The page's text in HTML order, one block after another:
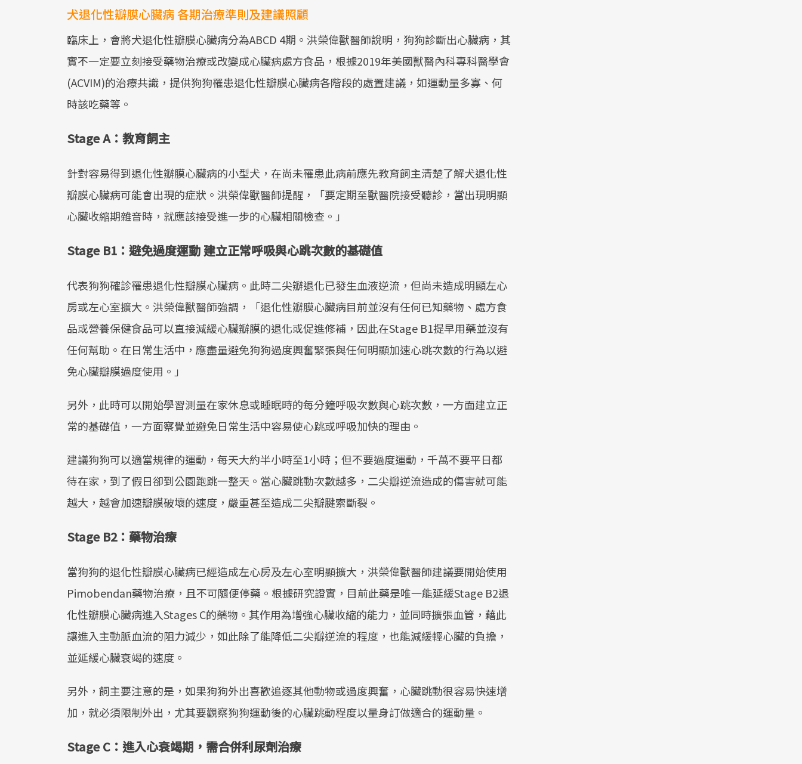
犬退化性瓣膜心臟病 各期治療準則及建議照顧
臨床上，會將犬退化性瓣膜心臟病分為ABCD 4期。洪榮偉獸醫師說明，狗狗診斷出心臟病，其
實不一定要立刻接受藥物治療或改變成心臟病處方食品，根據2019年美國獸醫內科專科醫學會
(ACVIM)的治療共識，提供狗狗罹患退化性瓣膜心臟病各階段的處置建議，如運動量多寡、何
時該吃藥等。
Stage A：教育飼主
針對容易得到退化性瓣膜心臟病的小型犬，在尚未罹患此病前應先教育飼主清楚了解犬退化性
瓣膜心臟病可能會出現的症狀。洪榮偉獸醫師提醒，「要定期至獸醫院接受聽診，當出現明顯
心臟收縮期雜音時，就應該接受進一步的心臟相關檢查。」
Stage B1：避免過度運動 建立正常呼吸與心跳次數的基礎值
代表狗狗確診罹患退化性瓣膜心臟病。此時二尖瓣退化已發生血液逆流，但尚未造成明顯左心
房或左心室擴大。洪榮偉獸醫師強調，「退化性瓣膜心臟病目前並沒有任何已知藥物、處方食
品或營養保健食品可以直接減緩心臟瓣膜的退化或促進修補，因此在Stage B1提早用藥並沒有
任何幫助。在日常生活中，應盡量避免狗狗過度興奮緊張與任何明顯加速心跳次數的行為以避
免心臟瓣膜過度使用。」
另外，此時可以開始學習測量在家休息或睡眠時的每分鐘呼吸次數與心跳次數，一方面建立正
常的基礎值，一方面察覺並避免日常生活中容易使心跳或呼吸加快的理由。
建議狗狗可以適當規律的運動，每天大約半小時至1小時；但不要過度運動，千萬不要平日都
待在家，到了假日卻到公園跑跳一整天。當心臟跳動次數越多，二尖瓣逆流造成的傷害就可能
越大，越會加速瓣膜破壞的速度，嚴重甚至造成二尖瓣腱索斷裂。
Stage B2：藥物治療
當狗狗的退化性瓣膜心臟病已經造成左心房及左心室明顯擴大，洪榮偉獸醫師建議要開始使用
Pimobendan藥物治療，且不可隨便停藥。根據研究證實，目前此藥是唯一能延緩Stage B2退
化性瓣膜心臟病進入Stages C的藥物。其作用為增強心臟收縮的能力，並同時擴張血管，藉此
讓進入主動脈血流的阻力減少，如此除了能降低二尖瓣逆流的程度，也能減緩輕心臟的負擔，
並延緩心臟衰竭的速度。
另外，飼主要注意的是，如果狗狗外出喜歡追逐其他動物或過度興奮，心臟跳動很容易快速增
加，就必須限制外出，尤其要觀察狗狗運動後的心臟跳動程度以量身訂做適合的運動量。
Stage C：進入心衰竭期，需合併利尿劑治療